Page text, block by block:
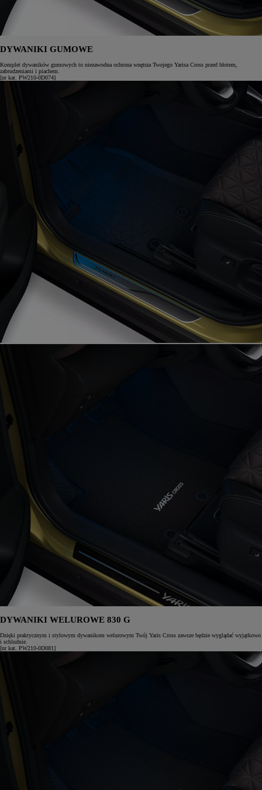
DYWANIKI GUMOWE
Komplet dywaników gumowych to niezawodna ochrona wnętrza Twojego Yarisa Cross przed błotem,
zabrudzeniami i piachem.
[nr kat. PW210-0D074]
DYWANIKI WELUROWE 830 G
Dzięki praktycznym i stylowym dywanikom welurowym Twój Yaris Cross zawsze będzie wyglądać wyjątkowo
i schludnie.
[nr kat. PW210-0D081]